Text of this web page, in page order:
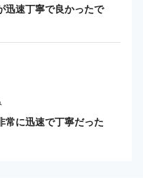
迅速丁寧で良かったで
常に迅速で丁寧だった